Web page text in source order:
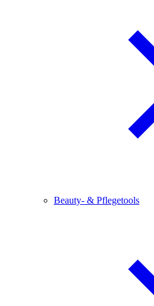
Beauty- & Pflegetools